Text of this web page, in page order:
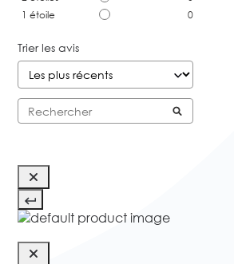
1 étoile 0
Trier les avis